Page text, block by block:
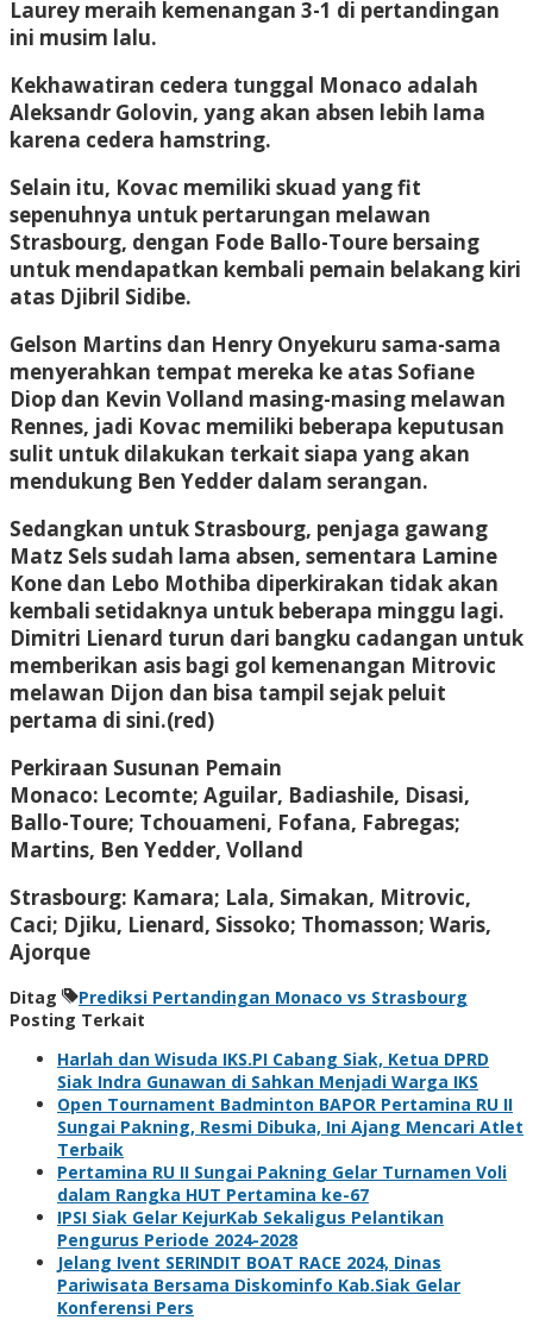
Laurey meraih kemenangan 3-1 di pertandingan
ini musim lalu.
Kekhawatiran cedera tunggal Monaco adalah
Aleksandr Golovin, yang akan absen lebih lama
karena cedera hamstring.
Selain itu, Kovac memiliki skuad yang fit
sepenuhnya untuk pertarungan melawan
Strasbourg, dengan Fode Ballo-Toure bersaing
untuk mendapatkan kembali pemain belakang kiri
atas Djibril Sidibe.
Gelson Martins dan Henry Onyekuru sama-sama
menyerahkan tempat mereka ke atas Sofiane
Diop dan Kevin Volland masing-masing melawan
Rennes, jadi Kovac memiliki beberapa keputusan
sulit untuk dilakukan terkait siapa yang akan
mendukung Ben Yedder dalam serangan.
Sedangkan untuk Strasbourg, penjaga gawang
Matz Sels sudah lama absen, sementara Lamine
Kone dan Lebo Mothiba diperkirakan tidak akan
kembali setidaknya untuk beberapa minggu lagi.
Dimitri Lienard turun dari bangku cadangan untuk
memberikan asis bagi gol kemenangan Mitrovic
melawan Dijon dan bisa tampil sejak peluit
pertama di sini.(red)
Perkiraan Susunan Pemain
Monaco: Lecomte; Aguilar, Badiashile, Disasi,
Ballo-Toure; Tchouameni, Fofana, Fabregas;
Martins, Ben Yedder, Volland
Strasbourg: Kamara; Lala, Simakan, Mitrovic,
Caci; Djiku, Lienard, Sissoko; Thomasson; Waris,
Ajorque
Ditag
Prediksi Pertandingan Monaco vs Strasbourg
Posting Terkait
Harlah dan Wisuda IKS.PI Cabang Siak, Ketua DPRD
Siak Indra Gunawan di Sahkan Menjadi Warga IKS
Open Tournament Badminton BAPOR Pertamina RU II
Sungai Pakning, Resmi Dibuka, Ini Ajang Mencari Atlet
Terbaik
Pertamina RU II Sungai Pakning Gelar Turnamen Voli
dalam Rangka HUT Pertamina ke-67
IPSI Siak Gelar KejurKab Sekaligus Pelantikan
Pengurus Periode 2024-2028
Jelang Ivent SERINDIT BOAT RACE 2024, Dinas
Pariwisata Bersama Diskominfo Kab.Siak Gelar
Konferensi Pers